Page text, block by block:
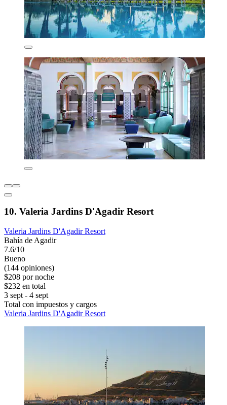
10. Valeria Jardins D'Agadir Resort
Valeria Jardins D'Agadir Resort
Bahía de Agadir
7.6/10
Bueno
(144 opiniones)
$208 por noche
$232 en total
3 sept - 4 sept
Total con impuestos y cargos
Valeria Jardins D'Agadir Resort